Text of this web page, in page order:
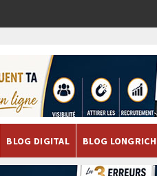
BLOG DIGITAL BLOG LONGRICH